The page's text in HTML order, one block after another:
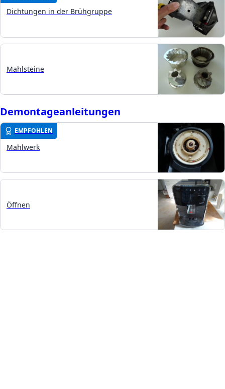
Dichtungen in der Brühgruppe
Mahlsteine
Demontageanleitungen
EMPFOHLEN
Mahlwerk
Öffnen